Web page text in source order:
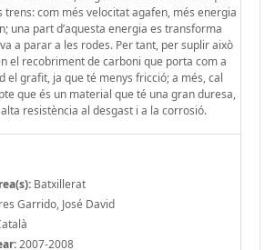
trens: com més velocitat agafen, més energia
una part d’aquesta energia es transforma
a parar a les rodes. Per tant, per suplir això
el recobriment de carboni que porta com a
el grafit, ja que té menys fricció; a més, cal
que és un material que té una gran duresa,
resistència al desgast i a la corrosió.
Batxillerat
Garrido, José David
2007-2008